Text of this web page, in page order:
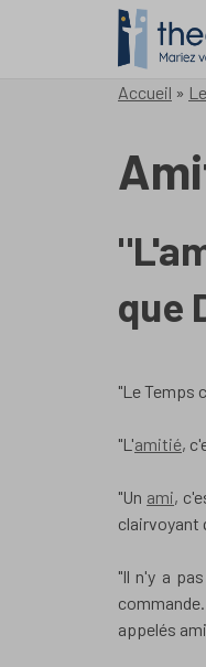
Accueil »
que
"Le Temps
"L'amitié,
"Un ami,
clairvoyant
"Il n'y a
appelés